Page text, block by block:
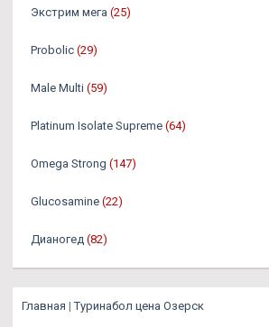
Экстрим мега (25)
Probolic (29)
Male Multi (59)
Platinum Isolate Supreme (64)
Omega Strong (147)
Glucosamine (22)
Дианогед (82)
Главная |Туринабол цена Озерск